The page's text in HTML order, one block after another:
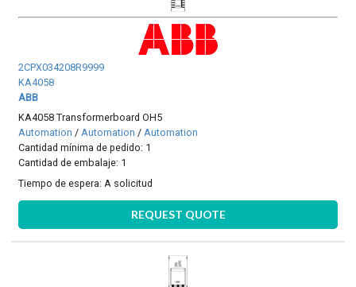
2CPX034208R9999
KA4058
ABB
KA4058 Transformerboard OH5
Automation /Automation /Automation
Cantidad mínima de pedido: 1
Cantidad de embalaje: 1
Tiempo de espera: A solicitud
REQUEST QUOTE